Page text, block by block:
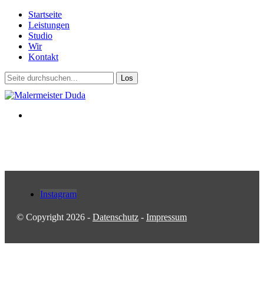
Startseite
Leistungen
Studio
Wir
Kontakt
Instagram
© Copyright 2026 - Datenschutz - Impressum